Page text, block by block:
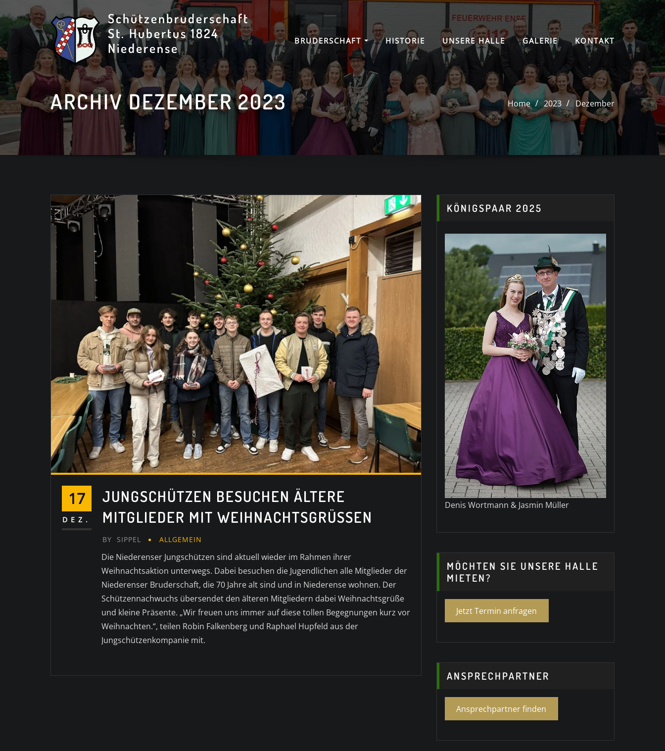
to
content
Schützenbruderschaft
St. Hubertus 1824
Niederense
BRUDERSCHAFT HISTORIE UNSERE HALLE GALERIE KONTAKT
ARCHIV DEZEMBER 2023 Home 2023 Dezember
17
DEZ.
JUNGSCHÜTZEN BESUCHEN ÄLTERE
MITGLIEDER MIT WEIHNACHTSGRÜSSEN
BY SIPPEL ALLGEMEIN
Die Niederenser Jungschützen sind aktuell wieder im Rahmen ihrer
Weihnachtsaktion unterwegs. Dabei besuchen die Jugendlichen alle Mitglieder der
Niederenser Bruderschaft, die 70 Jahre alt sind und in Niederense wohnen. Der
Schützennachwuchs übersendet den älteren Mitgliedern dabei Weihnachtsgrüße
und kleine Präsente. „Wir freuen uns immer auf diese tollen Begegnungen kurz vor
Weihnachten.“, teilen Robin Falkenberg und Raphael Hupfeld aus der
Jungschützenkompanie mit.
KÖNIGSPAAR 2025
Denis Wortmann & Jasmin Müller
MÖCHTEN SIE UNSERE HALLE
MIETEN?
Jetzt Termin anfragen
ANSPRECHPARTNER
Ansprechpartner finden